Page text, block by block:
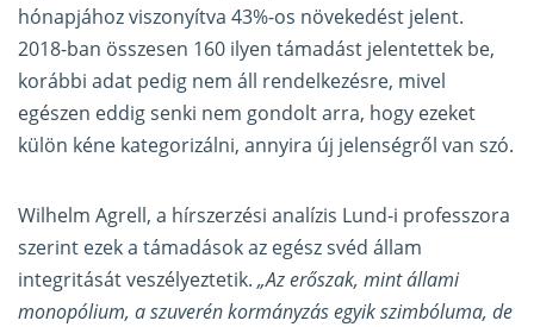
hónapjához viszonyítva 43%-os növekedést jelent.
2018-ban összesen 160 ilyen támadást jelentettek be,
korábbi adat pedig nem áll rendelkezésre, mivel
egészen eddig senki nem gondolt arra, hogy ezeket
külön kéne kategorizálni, annyira új jelenségről van szó.
Wilhelm Agrell, a hírszerzési analízis Lund-i professzora
szerint ezek a támadások az egész svéd állam
integritását veszélyeztetik. „Az erőszak, mint állami
monopólium, a szuverén kormányzás egyik szimbóluma, de